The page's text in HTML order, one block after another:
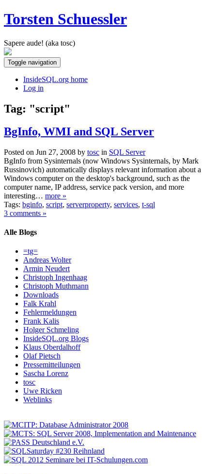
Torsten Schuessler
Sapere aude! (aka tosc)
Toggle navigation
InsideSQL.org home
Log in
Tag: "script"
BgInfo, WMI and SQL Server
Posted on Jun 27, 2008 by tosc in SQL Server
BgInfo from Sysinternals (now Windows Sysinternals, by Mark
Russinovich) automatically displays relevant information about a
Windows computer on the desktop's background, such as the
computer name, IP address, service pack version, and more
interesting… more »
Tags: bginfo, script, serverproperty, services, t-sql
3 comments »
Alle Blogs
=tg=
Andreas Wolter
Armin Neudert
Christoph Ingenhaag
Christoph Muthmann
Downloads
Falk Krahl
Fehlermeldungen
Frank Kalis
Holger Schmeling
InsideSQL.org Blogs
Klaus Oberdalhoff
Olaf Pietsch
Pressemitteilungen
Sascha Lorenz
tosc
Uwe Ricken
Weblinks